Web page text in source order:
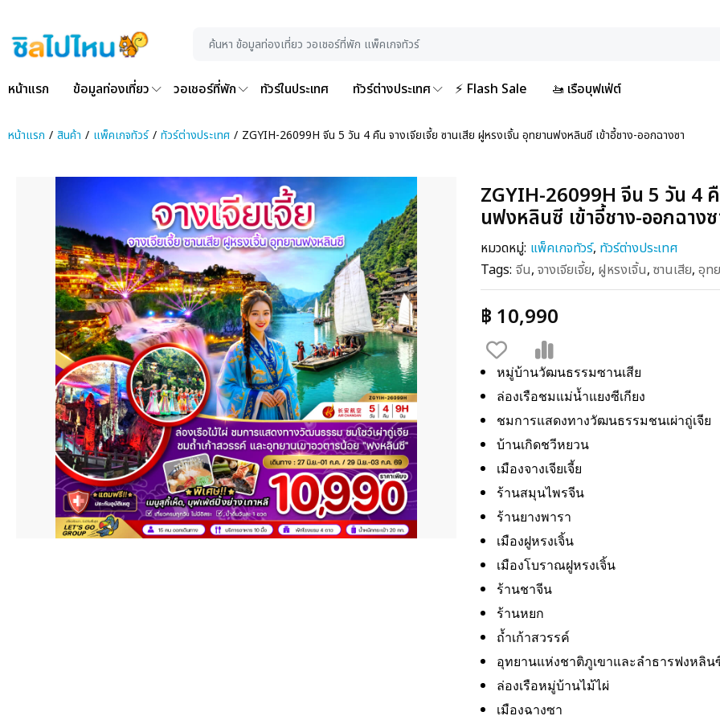
หน้าแรก ข้อมูลท่องเที่ยว วอเชอร์ที่พัก ทัวร์ในประเทศ ทัวร์ต่างประเทศ ⚡ Flash Sale 🚤 เรือบุฟเฟ่ต์
หน้าแรก สินค้า แพ็คเกจทัวร์ ทัวร์ต่างประเทศ ZGYIH-26099H จีน 5 วัน 4 คืน จางเจียเจี้ย ซานเสีย ฝูหรงเจิ้น อุทยานฟงหลินซี เข้าอี้ชาง-ออกฉางซา
ZGYIH-26099H จีน 5 วัน 4
นฟงหลินซี เข้าอี้ชาง-ออกฉาง
หมวดหมู่: แพ็คเกจทัวร์, ทัวร์ต่างประเทศ
Tags: จีน, จางเจียเจี้ย, ฝูหรงเจิ้น, ซานเสีย, อุท
฿ 10,990
หมู่บ้านวัฒนธรรมซานเสีย
ล่องเรือชมแม่น้ำแยงซีเกียง
ชมการแสดงทางวัฒนธรรมชนเผ่าถู่เจีย
บ้านเกิดชวีหยวน
เมืองจางเจียเจี้ย
ร้านสมุนไพรจีน
ร้านยางพารา
เมืองฝูหรงเจิ้น
เมืองโบราณฝูหรงเจิ้น
ร้านชาจีน
ร้านหยก
ถ้ำเก้าสวรรค์
อุทยานแห่งชาติภูเขาและลําธารฟงหลิน
ล่องเรือหมู่บ้านไม้ไผ่
เมืองฉางซา